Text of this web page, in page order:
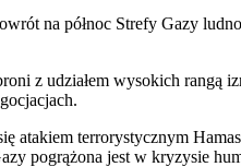
na północ Strefy Gazy
z udziałem wysokich rangą
atakiem terrorystycznym
pogrążona jest w kryzysie